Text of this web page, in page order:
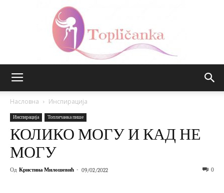
Насловна Инспирација
Инспирација Топличанка пише
КОЛИКО МОГУ И КАД НЕ
МОГУ
Од Кристина Милошевић - 09/02/2022 0